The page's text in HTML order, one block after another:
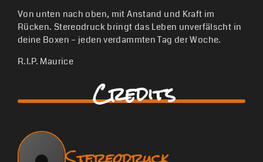
Von unten nach oben, mit Anstand und Kraft im
Rücken. Stereodruck bringt das Leben unverfälscht in
deine Boxen – jeden verdammten Tag der Woche.
R.I.P. Maurice
Credits